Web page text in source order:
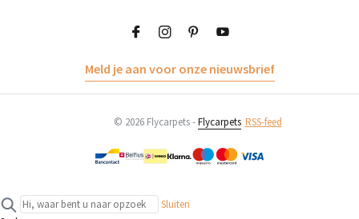
Meld je aan voor onze nieuwsbrief
© 2026 Flycarpets -Flycarpets RSS-feed
Sluiten